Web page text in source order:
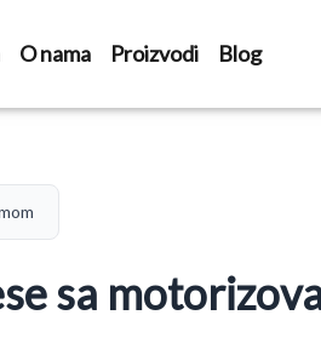
O nama Proizvodi Blog
sa